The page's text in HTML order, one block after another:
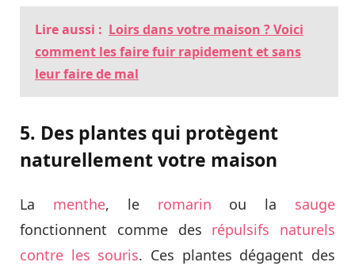
Lire aussi : Loirs dans votre maison ? Voici
comment les faire fuir rapidement et sans
leur faire de mal
5. Des plantes qui protègent
naturellement votre maison
La menthe, le romarin ou la sauge
fonctionnent comme des répulsifs naturels
contre les souris. Ces plantes dégagent des